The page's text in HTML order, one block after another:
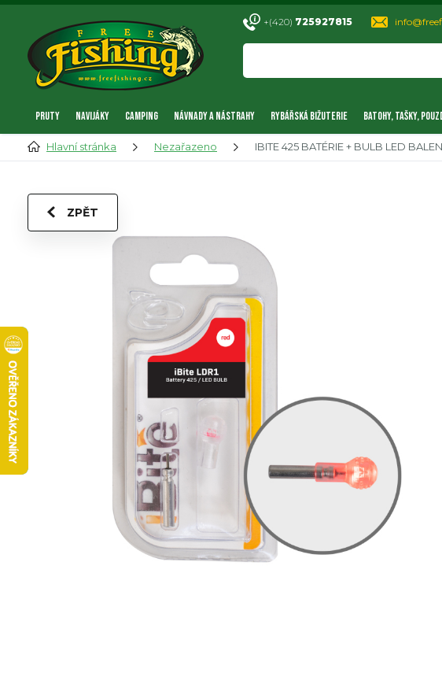
+(420) 725927815
PRUTY NAVIJÁKY CAMPING NÁVNADY A NÁSTRAHY RYBÁŘSKÁ BIŽUTERIE BATOHY, TAŠKY,
Hlavní stránka Nezařazeno IBITE 425 BATÉRIE + BULB LED
ZPĚT